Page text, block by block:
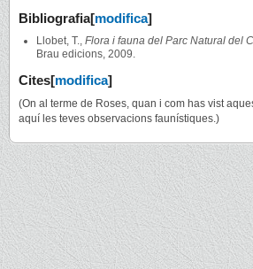
Bibliografia[modifica]
Llobet, T., Flora i fauna del Parc Natural del
Brau edicions, 2009.
Cites[modifica]
(On al terme de Roses, quan i com has vist
aquí les teves observacions faunístiques.)